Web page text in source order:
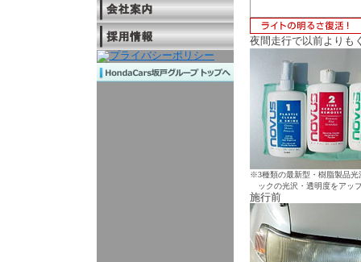
夜間走行で以前よりも
※3種類の最新型・樹脂製品
ックの光沢・透明度をアッ
施行前